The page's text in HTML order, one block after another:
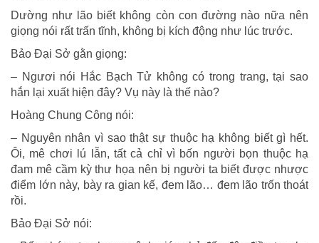
Dường như lão biết không còn con đường nào nữa nên
giọng nói rất trấn tĩnh, không bị kích động như lúc trước.
Bảo Đại Sở gằn giọng:
– Ngươi nói Hắc Bạch Tử không có trong trang, tại sao
hắn lại xuất hiện đây? Vụ này là thế nào?
Hoàng Chung Công nói:
– Nguyên nhân vì sao thật sự thuộc hạ không biết gì hết.
Ôi, mê chơi lú lẫn, tất cả chỉ vì bốn người bọn thuộc hạ
đam mê cầm kỳ thư họa nên bị người ta biết được nhược
điểm lớn này, bày ra gian kế, đem lão… đem lão trốn thoát
rồi.
Bảo Đại Sở nói: